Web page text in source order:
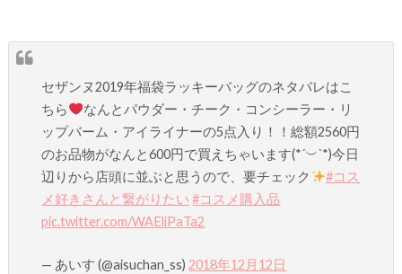
セザンヌ2019年福袋ラッキーバッグのネタバレはこ
ちら
なんとパウダー・チーク・コンシーラー・リ
ップバーム・アイライナーの5点入り！！総額2560円
のお品物がなんと600円で買えちゃいます(*´︶`*)今日
辺りから店頭に並ぶと思うので、要チェック
#コス
メ好きさんと繋がりたい #コスメ購入品
pic.twitter.com/WAEliPaTa2
— あいす (@aisuchan_ss)2018年12月12日